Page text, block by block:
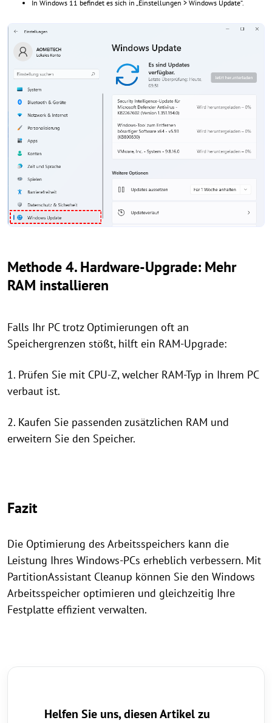
In Windows 11 befindet es sich in „Einstellungen > Windows Update“.
Methode 4. Hardware-Upgrade: Mehr
RAM installieren
Falls Ihr PC trotz Optimierungen oft an
Speichergrenzen stößt, hilft ein RAM-Upgrade:
1. Prüfen Sie mit CPU-Z, welcher RAM-Typ in Ihrem PC
verbaut ist.
2. Kaufen Sie passenden zusätzlichen RAM und
erweitern Sie den Speicher.
Fazit
Die Optimierung des Arbeitsspeichers kann die
Leistung Ihres Windows-PCs erheblich verbessern. Mit
PartitionAssistant Cleanup können Sie den Windows
Arbeitsspeicher optimieren und gleichzeitig Ihre
Festplatte effizient verwalten.
Helfen Sie uns, diesen Artikel zu